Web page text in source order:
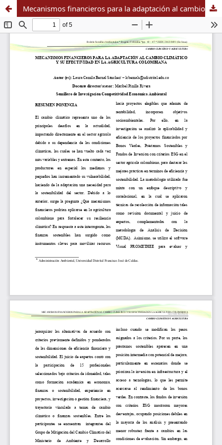
Mecanismos financieros para la adaptación al cambio climático y su efectividad en la agricultura colombiana